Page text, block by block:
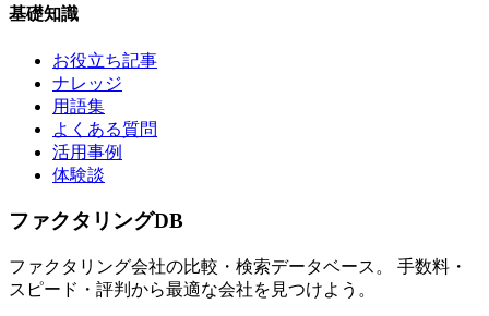
基礎知識
お役立ち記事
ナレッジ
用語集
よくある質問
活用事例
体験談
ファクタリングDB
ファクタリング会社の比較・検索データベース。 手数料・
スピード・評判から最適な会社を見つけよう。